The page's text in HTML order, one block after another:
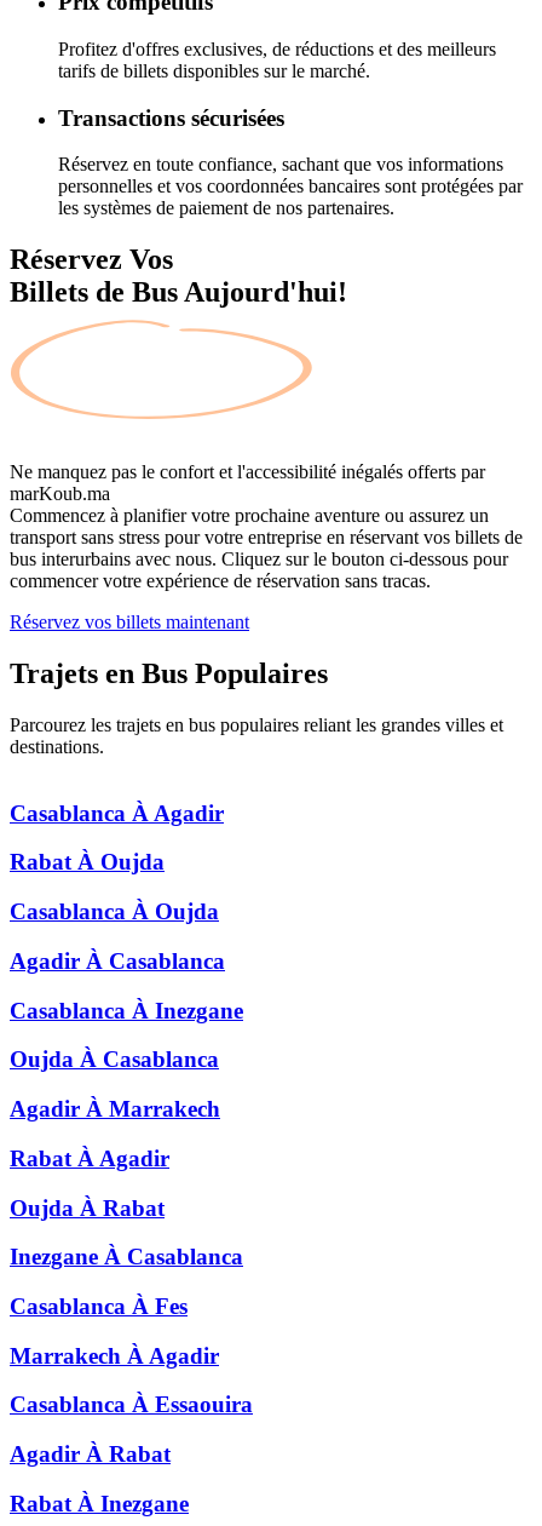
Profitez d'offres exclusives, de réductions et des meilleurs
tarifs de billets disponibles sur le marché.
Transactions sécurisées
Réservez en toute confiance, sachant que vos informations
personnelles et vos coordonnées bancaires sont protégées par
les systèmes de paiement de nos partenaires.
Réservez Vos
Billets de Bus Aujourd'hui!
Ne manquez pas le confort et l'accessibilité inégalés offerts par
marKoub.ma
Commencez à planifier votre prochaine aventure ou assurez un
transport sans stress pour votre entreprise en réservant vos billets de
bus interurbains avec nous. Cliquez sur le bouton ci-dessous pour
commencer votre expérience de réservation sans tracas.
Réservez vos billets maintenant
Trajets en Bus Populaires
Parcourez les trajets en bus populaires reliant les grandes villes et
destinations.
Casablanca À Agadir
Rabat À Oujda
Casablanca À Oujda
Agadir À Casablanca
Casablanca À Inezgane
Oujda À Casablanca
Agadir À Marrakech
Rabat À Agadir
Oujda À Rabat
Inezgane À Casablanca
Casablanca À Fes
Marrakech À Agadir
Casablanca À Essaouira
Agadir À Rabat
Rabat À Inezgane